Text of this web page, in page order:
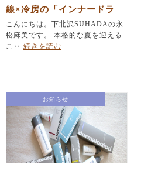
線×冷房の「インナードラ
イ」を撃退！「ひんやり」
毛穴レス美肌＆「夏バテ」
こんにちは。下北沢SUHADAの永
松麻美です。 本格的な夏を迎える
こ‥ 続きを読む
お知らせ